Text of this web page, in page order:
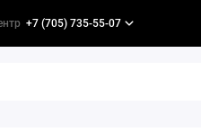
+7 (705) 735-55-07